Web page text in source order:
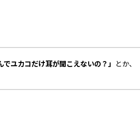
でユカコだけ耳が聞こえないの？」 とか、